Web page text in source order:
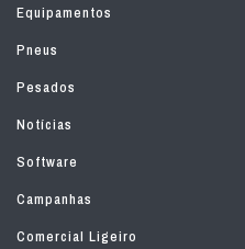
Equipamentos
Pneus
Pesados
Notícias
Software
Campanhas
Comercial Ligeiro